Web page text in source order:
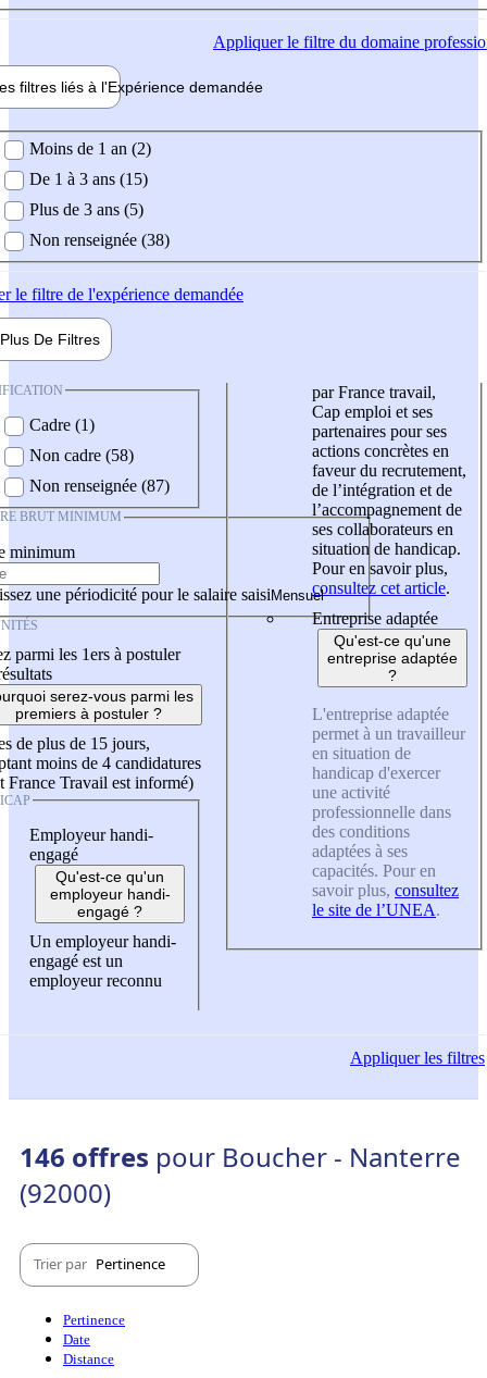
Appliquerle filtre du domaine
filtres liés à l'Expérience demandée
demandée
Moins de 1 an (2)
De 1 à 3 ans (15)
Plus de 3 ans (5)
Non renseignée (38)
le filtre de l'expérience demandée
Plus De Filtres
Cadre (1)
Non cadre (58)
Non renseignée (87)
BRUT MINIMUM
minimum
une périodicité pour le salaire saisi
parmi les 1ers à postuler
serez-vous parmi les
premiers à postuler ?
de plus de 15 jours,
moins de 4 candidatures
France Travail est informé)
Employeur handi-
engagé
Qu'est-ce qu'un
employeur handi-
engagé ?
Un employeur handi-
engagé est un
employeur reconnu
par France travail,
Cap emploi et ses
partenaires pour ses
actions concrètes en
faveur du recrutement,
de l’intégration et de
l’accompagnement de
ses collaborateurs en
situation de handicap.
Pour en savoir plus,
consultez cet article.
Entreprise adaptée
Qu'est-ce qu'une
entreprise adaptée
?
L'entreprise adaptée
permet à un travailleur
en situation de
handicap d'exercer
une activité
professionnelle dans
des conditions
adaptées à ses
capacités. Pour en
savoir plus, consultez
le site de l’UNEA.
Appliquerles filtres
146 offres pour Boucher - Nanterre
(92000)
Trier par Pertinence
Pertinence
Date
Distance